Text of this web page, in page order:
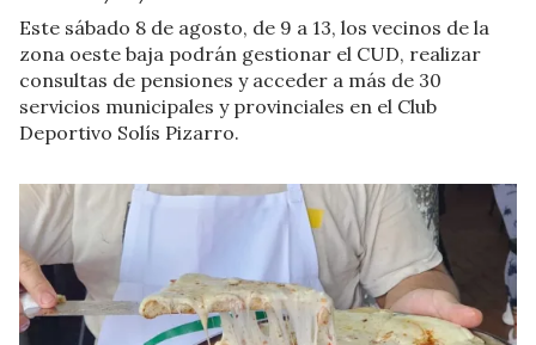
Este sábado 8 de agosto, de 9 a 13, los vecinos de la
zona oeste baja podrán gestionar el CUD, realizar
consultas de pensiones y acceder a más de 30
servicios municipales y provinciales en el Club
Deportivo Solís Pizarro.